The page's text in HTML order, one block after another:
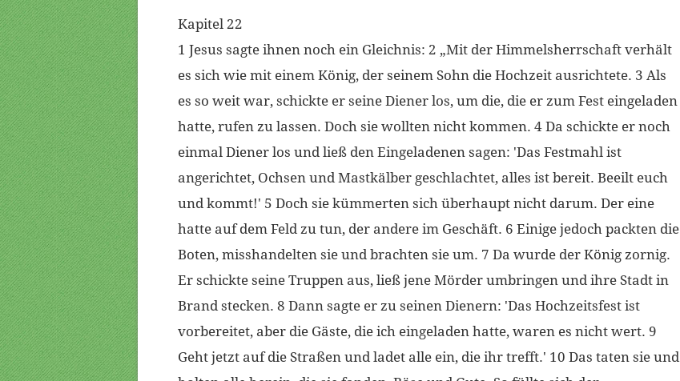
Kapitel 22
1 Jesus sagte ihnen noch ein Gleichnis: 2 „Mit der Himmelsherrschaft verhält
es sich wie mit einem König, der seinem Sohn die Hochzeit ausrichtete. 3 Als
es so weit war, schickte er seine Diener los, um die, die er zum Fest eingeladen
hatte, rufen zu lassen. Doch sie wollten nicht kommen. 4 Da schickte er noch
einmal Diener los und ließ den Eingeladenen sagen: 'Das Festmahl ist
angerichtet, Ochsen und Mastkälber geschlachtet, alles ist bereit. Beeilt euch
und kommt!' 5 Doch sie kümmerten sich überhaupt nicht darum. Der eine
hatte auf dem Feld zu tun, der andere im Geschäft. 6 Einige jedoch packten die
Boten, misshandelten sie und brachten sie um. 7 Da wurde der König zornig.
Er schickte seine Truppen aus, ließ jene Mörder umbringen und ihre Stadt in
Brand stecken. 8 Dann sagte er zu seinen Dienern: 'Das Hochzeitsfest ist
vorbereitet, aber die Gäste, die ich eingeladen hatte, waren es nicht wert. 9
Geht jetzt auf die Straßen und ladet alle ein, die ihr trefft.' 10 Das taten sie und